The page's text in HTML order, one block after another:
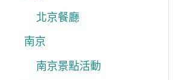
北京餐廳
南京
南京景點活動